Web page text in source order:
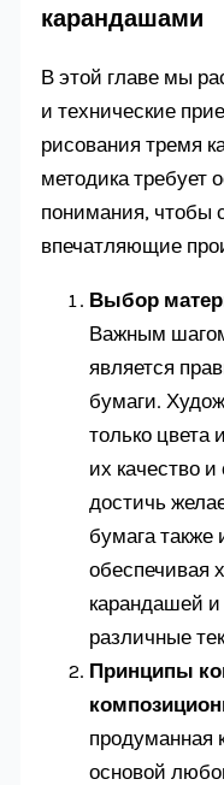
карандашами
В этой главе мы
и технические
рисования тремя
методика требует
понимания, чтобы
впечатляющие
Выбор
Важным
является
бумаги.
только цвета
их качество
достичь
бумага также
обеспечивая
карандашей и
различные
Принципы
продуманная
основой